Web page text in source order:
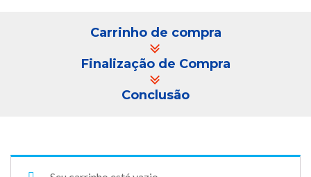
Carrinho de compra
Finalização de Compra
Conclusão